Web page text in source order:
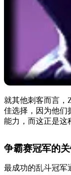
就其他刺客而言，
佳选择，因为他们
能力，而这正是这
争霸赛冠军的
最成功的乱斗冠军